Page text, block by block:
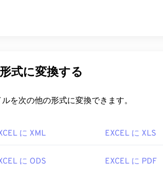
式に変換する
EXCELファイルを次の他の形式に変換できます。
に XML EXCEL に XLS
に ODS EXCEL に PDF